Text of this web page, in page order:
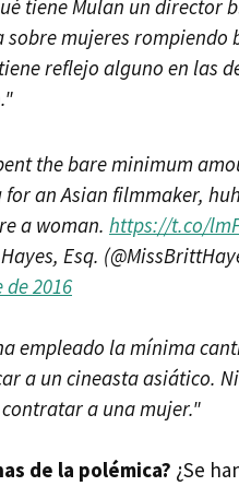
tiene Mulan un director
sobre mujeres rompiendo
reflejo alguno en las
the bare minimum
an Asian filmmaker,
a woman. https://t.co/
Esq.
2016
empleado la mínima
a un cineasta asiático.
a una mujer."
de la polémica? ¿Se